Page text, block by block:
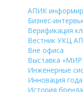
АПИК
Бизнес-
Верификация
Вестник УКЦ
Вне офиса
Выставка
Инженерные
Инновация года
История бренда